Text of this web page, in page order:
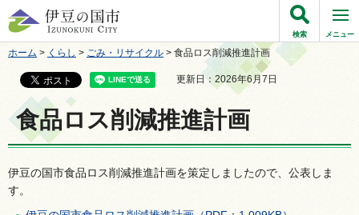
伊豆の国市
検索 メニュー
ホーム > くらし > ごみ・リサイクル > 食品ロス削減推進計画
更新日：2026年6月7日
食品ロス削減推進計画
伊豆の国市食品ロス削減推進計画を策定しましたので、公表しま
す。